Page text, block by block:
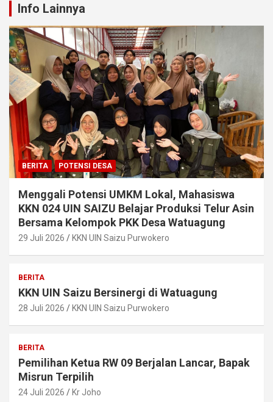
Info Lainnya
BERITA POTENSI DESA
Menggali Potensi UMKM Lokal, Mahasiswa
KKN 024 UIN SAIZU Belajar Produksi Telur Asin
Bersama Kelompok PKK Desa Watuagung
29 Juli 2026 KKN UIN Saizu Purwokero
BERITA
KKN UIN Saizu Bersinergi di Watuagung
28 Juli 2026 KKN UIN Saizu Purwokero
BERITA
Pemilihan Ketua RW 09 Berjalan Lancar, Bapak
Misrun Terpilih
24 Juli 2026 Kr Joho